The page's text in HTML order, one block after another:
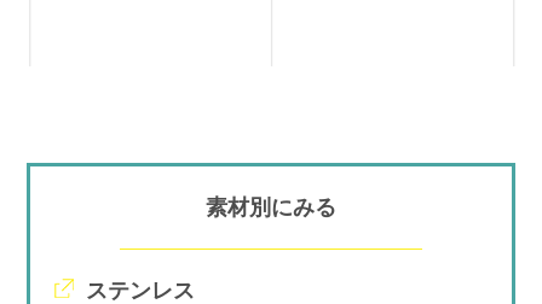
素材別にみる
ステンレス